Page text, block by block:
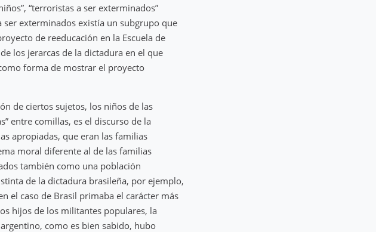
“terroristas a ser exterminados”
ser exterminados existía un subgrupo que
de reeducación en la Escuela de
los jerarcas de la dictadura en el que
forma de mostrar el proyecto
de ciertos sujetos, los niños de las
entre comillas, es el discurso de la
apropiadas, que eran las familias
moral diferente al de las familias
también como una población
de la dictadura brasileña, por ejemplo,
el caso de Brasil primaba el carácter más
hijos de los militantes populares, la
como es bien sabido, hubo